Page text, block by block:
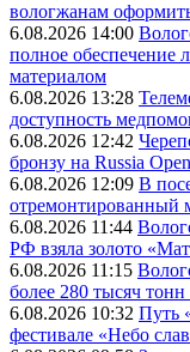
вологжанам
6.08.2026 14:00
полное обеспечение
материалом
6.08.2026 13:28
доступность
6.08.2026 12:42
бронзу на Russia
6.08.2026 12:09 В
отремонтированный
6.08.2026 11:44
РФ взяла золото
6.08.2026 11:15
более 280 тысяч
6.08.2026 10:32 Путь
фестивале «Небо